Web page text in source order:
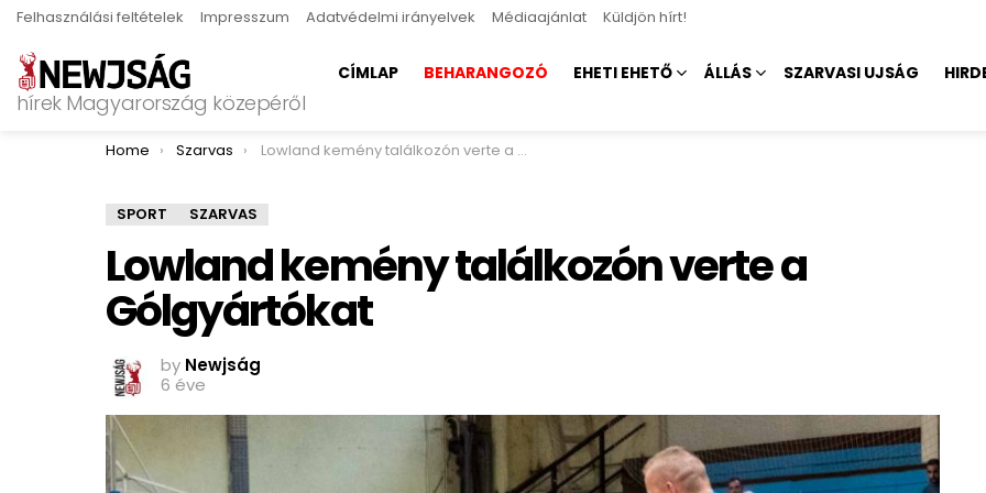
Felhasználási feltételek Impresszum Adatvédelmi irányelvek Médiaajánlat Küldjön hírt!
hírek Magyarország közepéről
CÍMLAP BEHARANGOZÓ EHETI EHETŐ ÁLLÁS SZARVASI UJSÁG
You are here:
Home Szarvas Lowland kemény találkozón verte a Gólgyártókat
SPORT SZARVAS
Lowland kemény találkozón verte a
Gólgyártókat
by Newjság
6 éve